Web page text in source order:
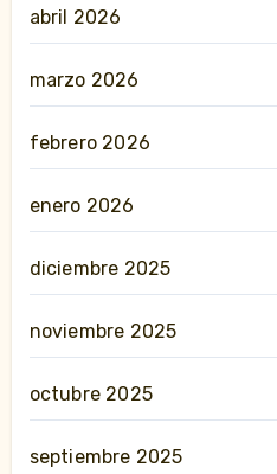
abril 2026
marzo 2026
febrero 2026
enero 2026
diciembre 2025
noviembre 2025
octubre 2025
septiembre 2025